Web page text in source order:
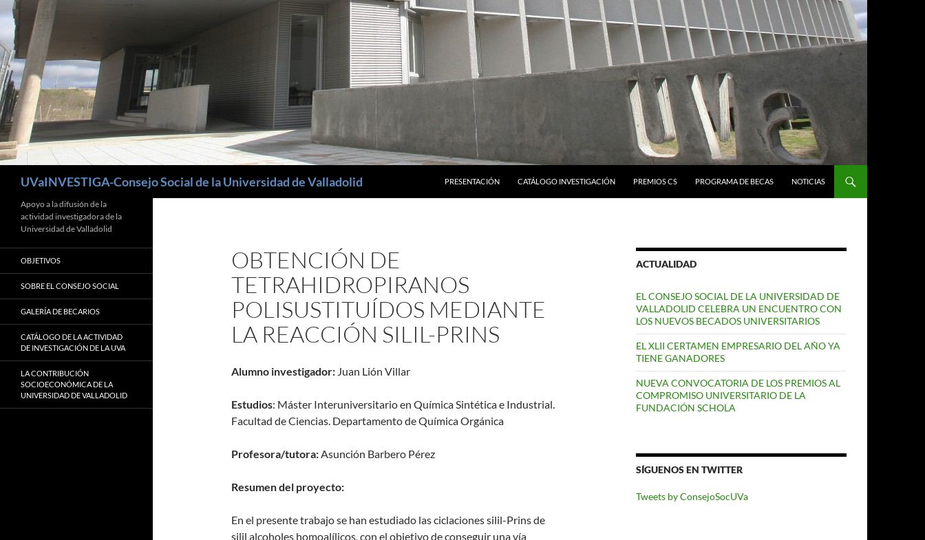
UVaINVESTIGA-Consejo Social de la Universidad de Valladolid
PRESENTACIÓN
CATÁLOGO INVESTIGACIÓN PREMIOS CS PROGRAMA DE BECAS NOTICIAS
OBTENCIÓN DE
TETRAHIDROPIRANOS
POLISUSTITUÍDOS MEDIANTE
LA REACCIÓN SILIL-PRINS
Alumno investigador: Juan Lión Villar
Estudios: Máster Interuniversitario en Química Sintética e Industrial.
Facultad de Ciencias. Departamento de Química Orgánica
Profesora/tutora:Asunción Barbero Pérez
Resumen del proyecto:
En el presente trabajo se han estudiado las ciclaciones silil-Prins de
silil alcoholes homoalílicos, con el objetivo de conseguir una vía
ACTUALIDAD
EL CONSEJO SOCIAL DE LA UNIVERSIDAD DE
VALLADOLID CELEBRA UN ENCUENTRO CON
LOS NUEVOS BECADOS UNIVERSITARIOS
EL XLII CERTAMEN EMPRESARIO DEL AÑO YA
TIENE GANADORES
NUEVA CONVOCATORIA DE LOS PREMIOS AL
COMPROMISO UNIVERSITARIO DE LA
FUNDACIÓN SCHOLA
SÍGUENOS EN TWITTER
Tweets by ConsejoSocUVa
Apoyo a la difusión de la
actividad investigadora de la
Universidad de Valladolid
OBJETIVOS
SOBRE EL CONSEJO SOCIAL
GALERÍA DE BECARIOS
CATÁLOGO DE LA ACTIVIDAD
DE INVESTIGACIÓN DE LA UVA
LA CONTRIBUCIÓN
SOCIOECONÓMICA DE LA
UNIVERSIDAD DE VALLADOLID